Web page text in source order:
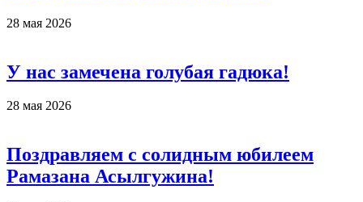
28 мая 2026
У нас замечена голубая гадюка!
28 мая 2026
Поздравляем с солидным юбилеем
Рамазана Асылгужина!